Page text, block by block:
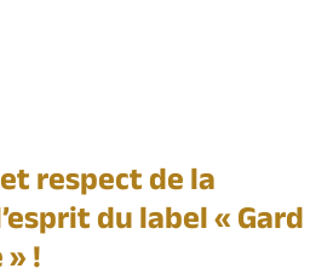
respect de la
du label « Gard
!